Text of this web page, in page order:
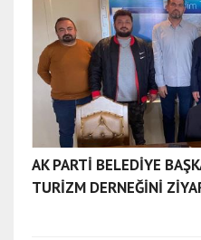
AK PARTİ BELEDİYE
TURİZM DERNEĞİNİ